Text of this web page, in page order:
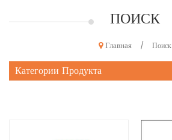
ПОИСК
Главная / Поиск
Категории Продукта